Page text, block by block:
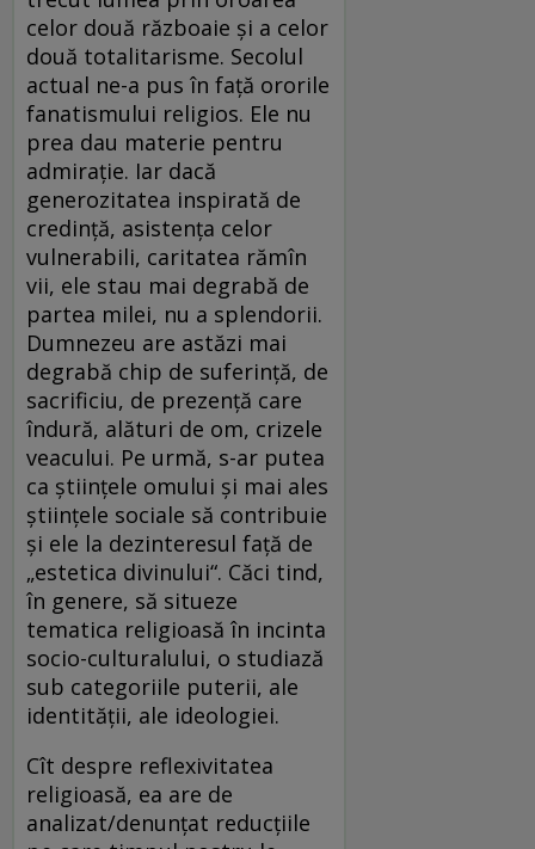
celor două războaie şi a celor
două totalitarisme. Secolul
actual ne-a pus în faţă ororile
fanatismului religios. Ele nu
prea dau materie pentru
admiraţie. Iar dacă
generozitatea inspirată de
credinţă, asistenţa celor
vulnerabili, caritatea rămîn
vii, ele stau mai degrabă de
partea milei, nu a splendorii.
Dumnezeu are astăzi mai
degrabă chip de suferinţă, de
sacrificiu, de prezenţă care
îndură, alături de om, crizele
veacului. Pe urmă, s-ar putea
ca ştiinţele omului şi mai ales
ştiinţele sociale să contribuie
şi ele la dezinteresul faţă de
„estetica divinului“. Căci tind,
în genere, să situeze
tematica religioasă în incinta
socio-culturalului, o studiază
sub categoriile puterii, ale
identităţii, ale ideologiei.
Cît despre reflexivitatea
religioasă, ea are de
analizat/denunţat reducţiile